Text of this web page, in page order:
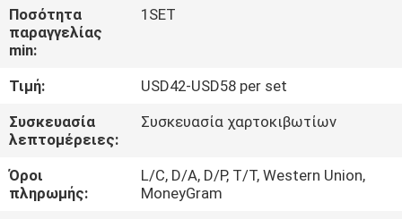
ΈΛΕΓΧΟΣ
ΠΟΙΌΤΗΤΑΣ
ΕΠΙΚΟΙΝΩΝΉΣΤΕ
ΜΑΖΊ
ΜΑΣ
Ποσότητα
παραγγελίας
min:
1SET
Τιμή:
USD42-USD58 per set
Συσκευασία
λεπτομέρειες:
Συσκευασία χαρτοκιβωτίων
Όροι
πληρωμής:
L/C, D/A, D/P, T/T, Western Union,
MoneyGram